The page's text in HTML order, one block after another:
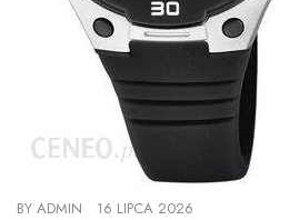
BY ADMIN 16 LIPCA 2026